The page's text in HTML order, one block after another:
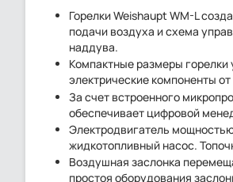
Горелки Weishaupt WM-L
подачи воздуха и схема
наддува.
Компактные размеры
электрические компоненты
За счет встроенного
обеспечивает цифровой
Электродвигатель
жидкотопливный насос.
Воздушная заслонка
простоя оборудования